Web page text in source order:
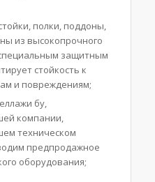
полки, поддоны,
из высокопрочного
защитным
стойкость к
и повреждениям;
бу,
компании,
техническом
предпродажное
оборудования;